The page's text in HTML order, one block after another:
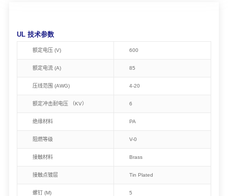
UL 技术参数
额定电压 (V) 600
额定电流 (A) 85
压线范围 (AWG) 4-20
额定冲击耐电压 （KV） 6
绝缘材料 PA
阻燃等级 V-0
接触材料 Brass
接触点镀层 Tin Plated
螺钉 (M) 5